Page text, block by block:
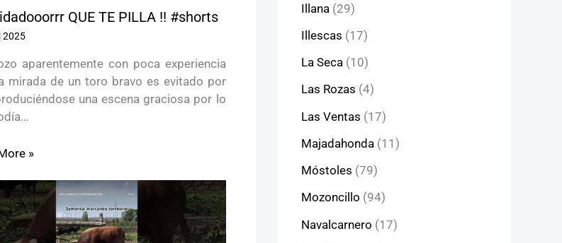
QUE TE PILLA !! #shorts
2025
aparentemente con poca experiencia
mirada de un toro bravo es evitado por
una escena graciosa por lo
»
Illana (29)
Illescas (17)
La Seca (10)
Las Rozas (4)
Las Ventas (17)
Majadahonda (11)
Móstoles (79)
Mozoncillo (94)
Navalcarnero (17)